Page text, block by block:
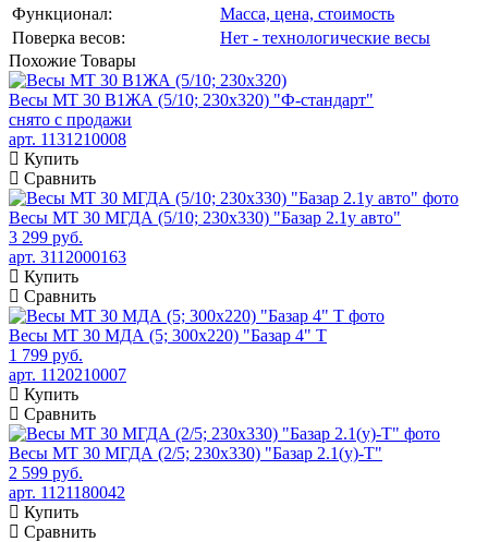
Функционал:
Масса, цена, стоимость
Поверка весов:
Нет - технологические весы
Похожие Товары
Весы МТ 30 В1ЖА (5/10; 230х320) "Ф-стандарт"
снято с продажи
арт. 1131210008
Купить
Сравнить
Весы МТ 30 МГДА (5/10; 230х330) "Базар 2.1у авто"
3 299 руб.
арт. 3112000163
Купить
Сравнить
Весы МТ 30 МДА (5; 300х220) "Базар 4" Т
1 799 руб.
арт. 1120210007
Купить
Сравнить
Весы МТ 30 МГДА (2/5; 230х330) "Базар 2.1(у)-Т"
2 599 руб.
арт. 1121180042
Купить
Сравнить